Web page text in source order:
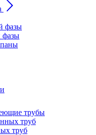
фазы
фазы
трубы
труб
труб